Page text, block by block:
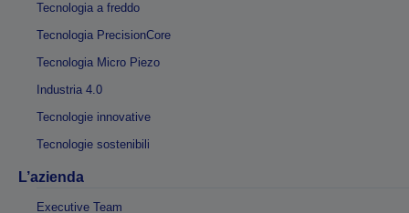
Tecnologia a freddo
Tecnologia PrecisionCore
Tecnologia Micro Piezo
Industria 4.0
Tecnologie innovative
Tecnologie sostenibili
L’azienda
Executive Team